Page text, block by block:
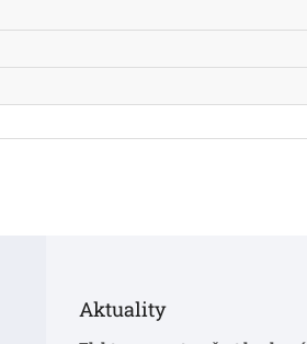
Aktuality